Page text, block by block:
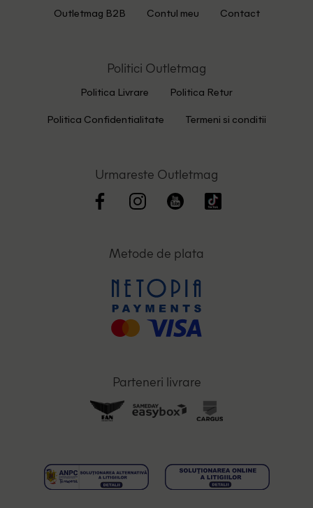
Outletmag B2B Contul meu Contact
Politici Outletmag
Politica Livrare Politica Retur
Politica Confidentialitate Termeni si conditii
Urmareste Outletmag
Metode de plata
Parteneri livrare